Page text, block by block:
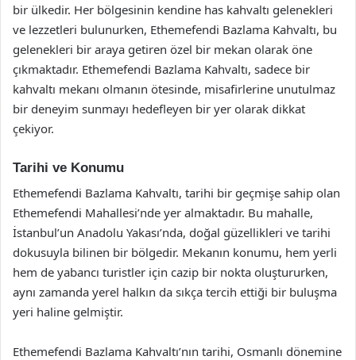
bir ülkedir. Her bölgesinin kendine has kahvaltı gelenekleri
ve lezzetleri bulunurken, Ethemefendi Bazlama Kahvaltı, bu
gelenekleri bir araya getiren özel bir mekan olarak öne
çıkmaktadır. Ethemefendi Bazlama Kahvaltı, sadece bir
kahvaltı mekanı olmanın ötesinde, misafirlerine unutulmaz
bir deneyim sunmayı hedefleyen bir yer olarak dikkat
çekiyor.
Tarihi ve Konumu
Ethemefendi Bazlama Kahvaltı, tarihi bir geçmişe sahip olan
Ethemefendi Mahallesi’nde yer almaktadır. Bu mahalle,
İstanbul’un Anadolu Yakası’nda, doğal güzellikleri ve tarihi
dokusuyla bilinen bir bölgedir. Mekanın konumu, hem yerli
hem de yabancı turistler için cazip bir nokta oluştururken,
aynı zamanda yerel halkın da sıkça tercih ettiği bir buluşma
yeri haline gelmiştir.
Ethemefendi Bazlama Kahvaltı’nın tarihi, Osmanlı dönemine